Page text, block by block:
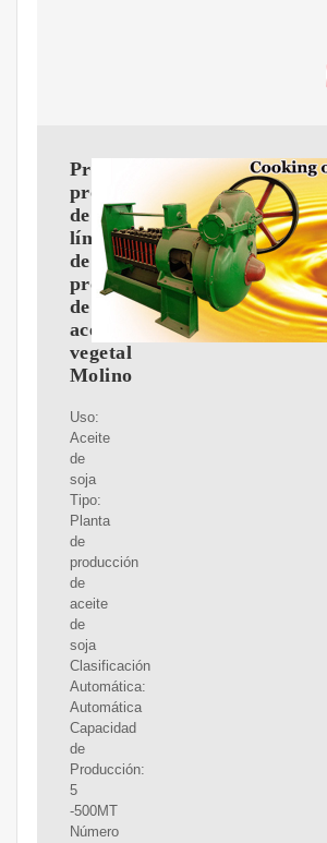
Proveedor
profesional
de
línea
de
producción
de
aceite
vegetal
Molino
Uso:
Aceite
de
soja
Tipo:
Planta
de
producción
de
aceite
de
soja
Clasificación
Automática:
Automática
Capacidad
de
Producción:
5
-500MT
Número